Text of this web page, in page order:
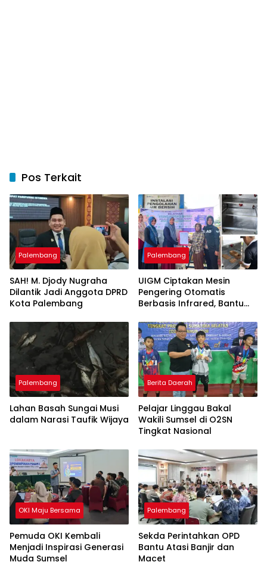
Pos Terkait
Palembang
SAH! M. Djody Nugraha
Dilantik Jadi Anggota DPRD
Kota Palembang
Palembang
UIGM Ciptakan Mesin
Pengering Otomatis
Berbasis Infrared, Bantu
Pulau Kemaro
Palembang
Lahan Basah Sungai Musi
dalam Narasi Taufik Wijaya
Berita Daerah
Pelajar Linggau Bakal
Wakili Sumsel di O2SN
Tingkat Nasional
OKI Maju Bersama
Pemuda OKI Kembali
Menjadi Inspirasi Generasi
Muda Sumsel
Palembang
Sekda Perintahkan OPD
Bantu Atasi Banjir dan
Macet